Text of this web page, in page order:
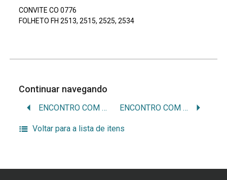
CONVITE CO 0776
FOLHETO FH 2513, 2515, 2525, 2534
Continuar navegando
ENCONTRO COM ARTISTAS NO SESI ENCONTRO COM O ARTISTA: JUCA MARTINS
Voltar para a lista de itens